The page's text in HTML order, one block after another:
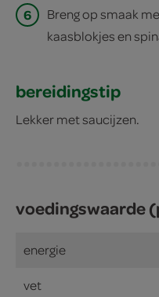
6
Breng op smaak
kaasblokjes en
bereidingstip
Lekker met saucijzen.
voedingswaarde
energie
vet